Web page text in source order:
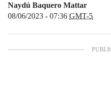
Naydú Baquero Mattar
08/06/2023 - 07:36 GMT-5